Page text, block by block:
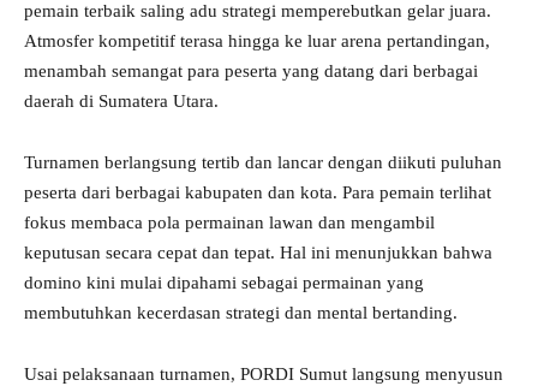
pemain terbaik saling adu strategi memperebutkan gelar juara.
Atmosfer kompetitif terasa hingga ke luar arena pertandingan,
menambah semangat para peserta yang datang dari berbagai
daerah di Sumatera Utara.
Turnamen berlangsung tertib dan lancar dengan diikuti puluhan
peserta dari berbagai kabupaten dan kota. Para pemain terlihat
fokus membaca pola permainan lawan dan mengambil
keputusan secara cepat dan tepat. Hal ini menunjukkan bahwa
domino kini mulai dipahami sebagai permainan yang
membutuhkan kecerdasan strategi dan mental bertanding.
Usai pelaksanaan turnamen, PORDI Sumut langsung menyusun